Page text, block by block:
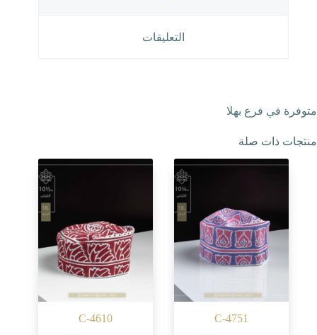
التعليقات
متوفرة في فرع بهلا
منتجات ذات صلة
C-4751
C-4610